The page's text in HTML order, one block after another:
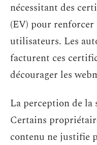
nécessitant des
(EV) pour renforcer
utilisateurs. Les
facturent ces
décourager les
La perception de la
Certains
contenu ne justifie